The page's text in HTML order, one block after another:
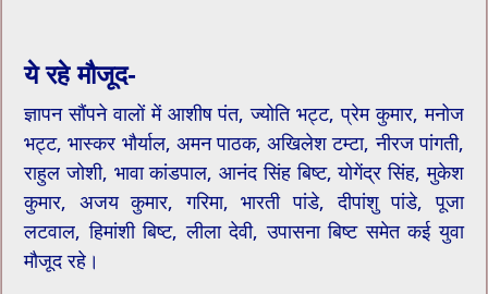
ये रहे मौजूद-
ज्ञापन सौंपने वालों में आशीष पंत, ज्योति भट्ट, प्रेम कुमार, मनोज
भट्ट, भास्कर भौर्याल, अमन पाठक, अखिलेश टम्टा, नीरज पांगती,
राहुल जोशी, भावा कांडपाल, आनंद सिंह बिष्ट, योगेंद्र सिंह, मुकेश
कुमार, अजय कुमार, गरिमा, भारती पांडे, दीपांशु पांडे, पूजा
लटवाल, हिमांशी बिष्ट, लीला देवी, उपासना बिष्ट समेत कई युवा
मौजूद रहे।